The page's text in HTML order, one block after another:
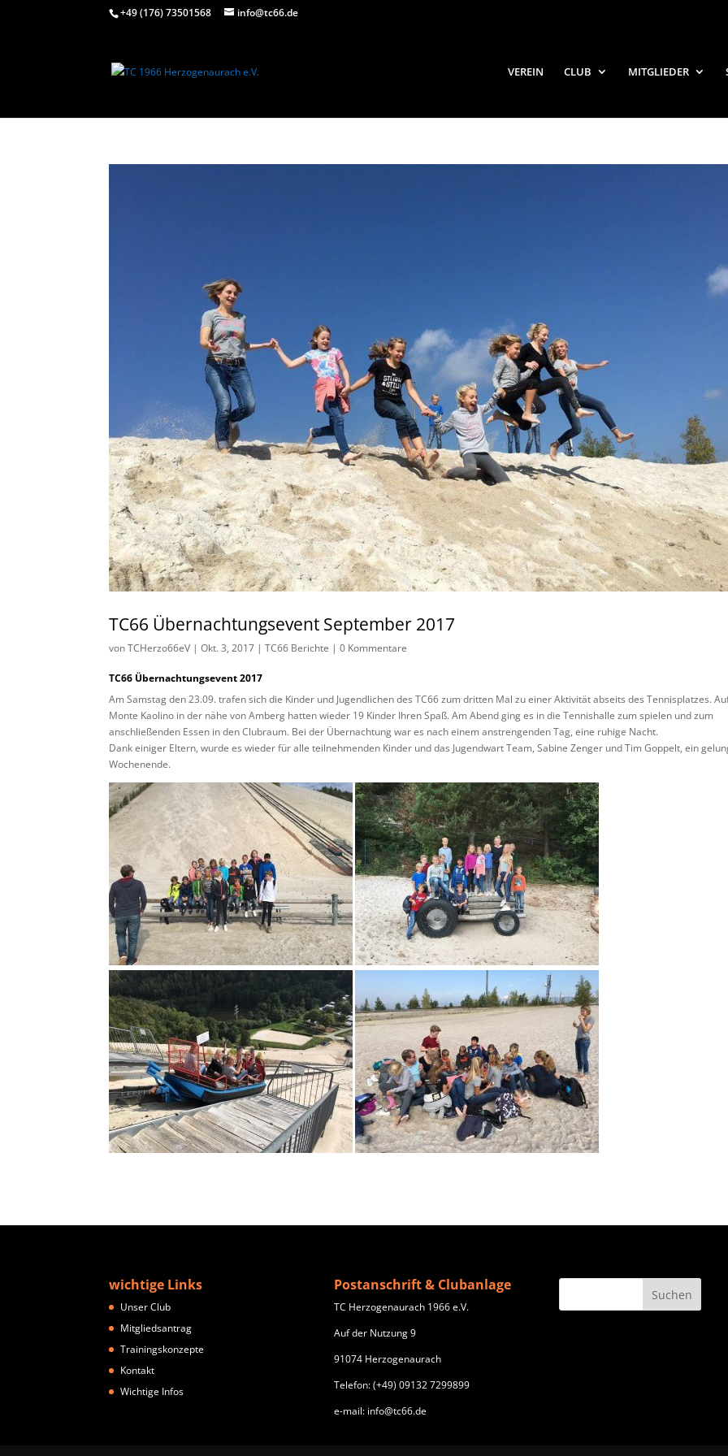
+49 (176) 73501568 info@tc66.de
VEREIN CLUB MITGLIEDER
TC66 Übernachtungsevent September 2017
vonTCHerzo66eV |Okt. 3, 2017 |TC66 Berichte |0 Kommentare
TC66 Übernachtungsevent 2017
Am Samstag den 23.09. trafen sich die Kinder und Jugendlichen des TC66 zum dritten Mal zu einer Aktivität abseits des Tennisplatzes.
Monte Kaolino in der nähe von Amberg hatten wieder 19 Kinder Ihren Spaß. Am Abend ging es in die Tennishalle zum spielen und zum
anschließenden Essen in den Clubraum. Bei der Übernachtung war es nach einem anstrengenden Tag, eine ruhige Nacht.
Dank einiger Eltern, wurde es wieder für alle teilnehmenden Kinder und das Jugendwart Team, Sabine Zenger und Tim Goppelt, ein
Wochenende.
wichtige Links
Unser Club
Mitgliedsantrag
Trainingskonzepte
Kontakt
Wichtige Infos
Postanschrift & Clubanlage
TC Herzogenaurach 1966 e.V.
Auf der Nutzung 9
91074 Herzogenaurach
Telefon: (+49) 09132 7299899
e-mail: info@tc66.de